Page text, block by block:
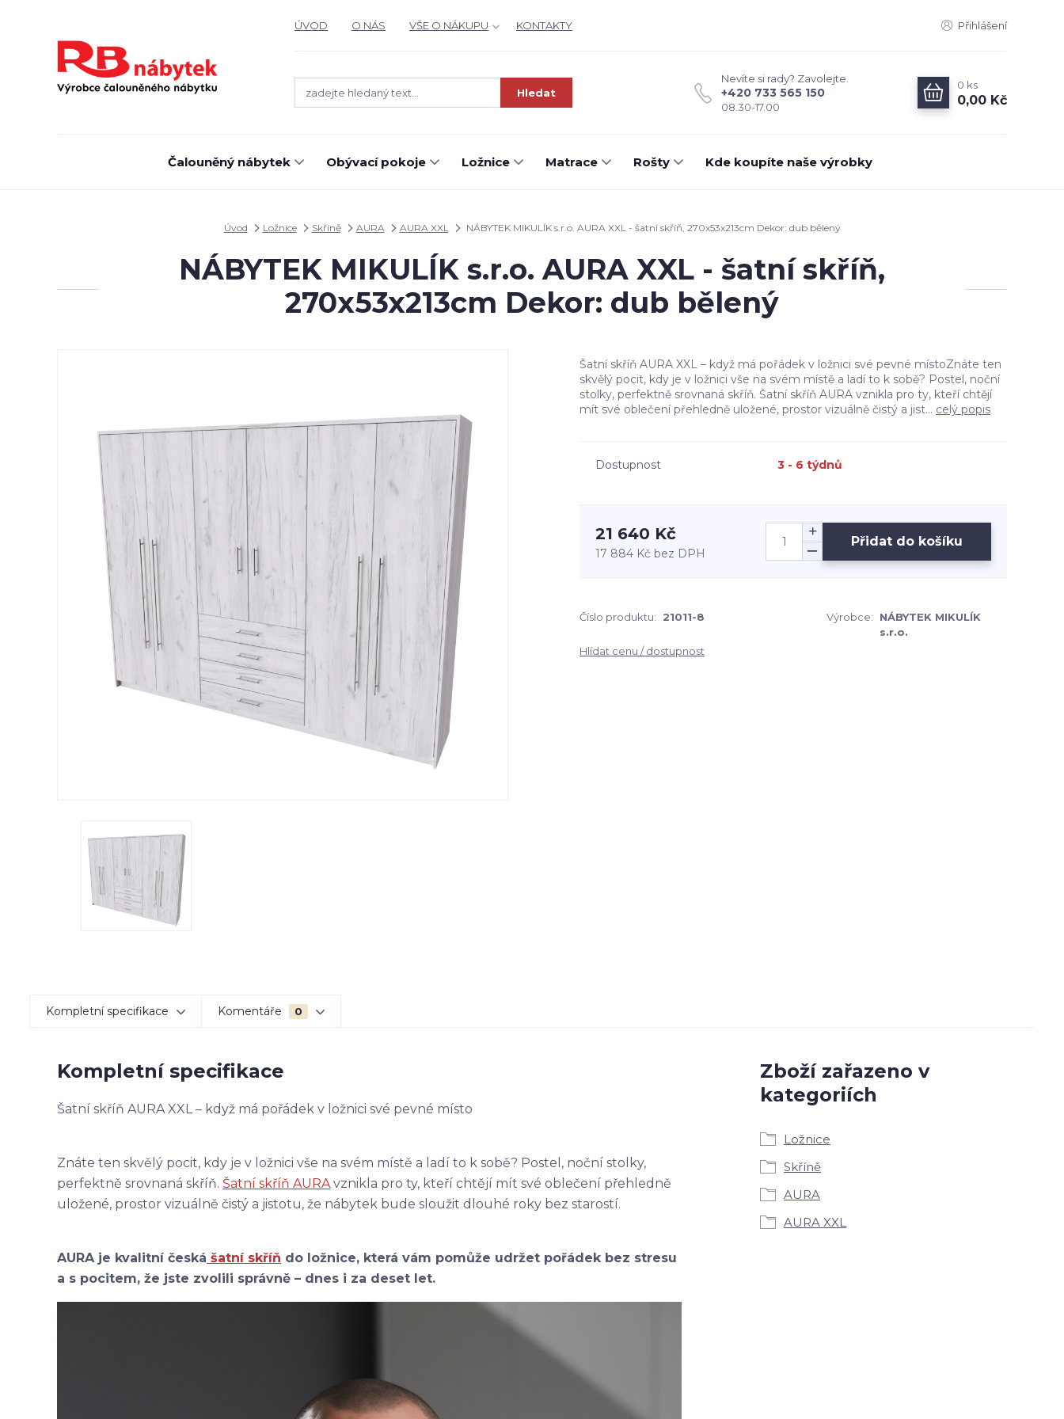
ÚVOD O NÁS VŠE O NÁKUPU KONTAKTY Přihlášení
Hledat
Nevíte si rady? Zavolejte.
+420 733 565 150
08.30-17.00
0 ks
0,00 Kč
Čalouněný nábytek Obývací pokoje Ložnice Matrace Rošty Kde koupíte naše výrobky
Úvod Ložnice Skříně AURA AURA XXL NÁBYTEK MIKULÍK s.r.o. AURA XXL - šatní skříň, 270x53x213cm Dekor: dub bělený
NÁBYTEK MIKULÍK s.r.o. AURA XXL - šatní skříň,
270x53x213cm Dekor: dub bělený
Šatní skříň AURA XXL – když má pořádek v ložnici své pevné místoZnáte ten
skvělý pocit, kdy je v ložnici vše na svém místě a ladí to k sobě? Postel, noční
stolky, perfektně srovnaná skříň. Šatní skříň AURA vznikla pro ty, kteří chtějí
mít své oblečení přehledně uložené, prostor vizuálně čistý a jist... celý popis
Dostupnost 3 - 6 týdnů
21 640 Kč
17 884 Kč bez DPH
Přidat do košíku
Číslo produktu: 21011-8 Výrobce:
NÁBYTEK MIKULÍK
s.r.o.
Hlídat cenu / dostupnost
Kompletní specifikace Komentáře 0
Kompletní specifikace
Šatní skříň AURA XXL – když má pořádek v ložnici své pevné místo
Znáte ten skvělý pocit, kdy je v ložnici vše na svém místě a ladí to k sobě? Postel, noční stolky,
perfektně srovnaná skříň. Šatní skříň AURAvznikla pro ty, kteří chtějí mít své oblečení přehledně
uložené, prostor vizuálně čistý a jistotu, že nábytek bude sloužit dlouhé roky bez starostí.
AURA je kvalitní česká šatní skříň do ložnice, která vám pomůže udržet pořádek bez stresu
a s pocitem, že jste zvolili správně – dnes i za deset let.
Zboží zařazeno v
kategoriích
Ložnice
Skříně
AURA
AURA XXL